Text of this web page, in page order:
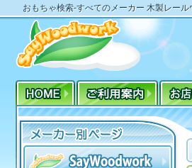
おもちゃ検索-すべてのメーカー 木製レー